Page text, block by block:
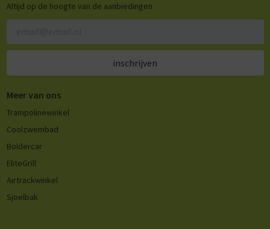
Altijd op de hoogte van de aanbiedingen
inschrijven
Meer van ons
Trampolinewinkel
Coolzwembad
Boldercar
EliteGrill
Airtrackwinkel
Sjoelbak